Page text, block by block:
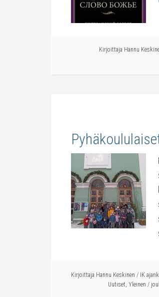
Kirjoittaja Hannu
Kirjoittaja Hannu Keskinen / IK
Uutiset, Yleinen /